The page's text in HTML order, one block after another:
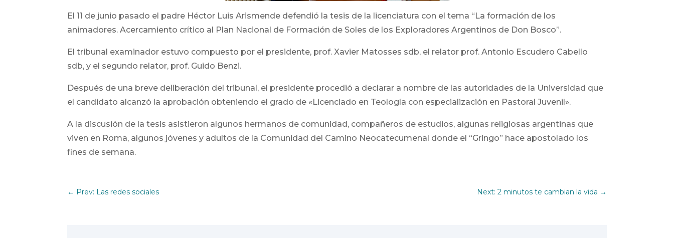
El 11 de junio pasado el padre Héctor Luis Arismende defendió la tesis de la licenciatura con el tema “La formación de los
animadores. Acercamiento crítico al Plan Nacional de Formación de Soles de los Exploradores Argentinos de Don Bosco”.
El tribunal examinador estuvo compuesto por el presidente, prof. Xavier Matosses sdb, el relator prof. Antonio Escudero Cabello
sdb, y el segundo relator, prof. Guido Benzi.
Después de una breve deliberación del tribunal, el presidente procedió a declarar a nombre de las autoridades de la Universidad que
el candidato alcanzó la aprobación obteniendo el grado de «Licenciado en Teología con especialización en Pastoral Juvenil».
A la discusión de la tesis asistieron algunos hermanos de comunidad, compañeros de estudios, algunas religiosas argentinas que
viven en Roma, algunos jóvenes y adultos de la Comunidad del Camino Neocatecumenal donde el “Gringo” hace apostolado los
fines de semana.
← Prev: Las redes sociales Next: 2 minutos te cambian la vida →